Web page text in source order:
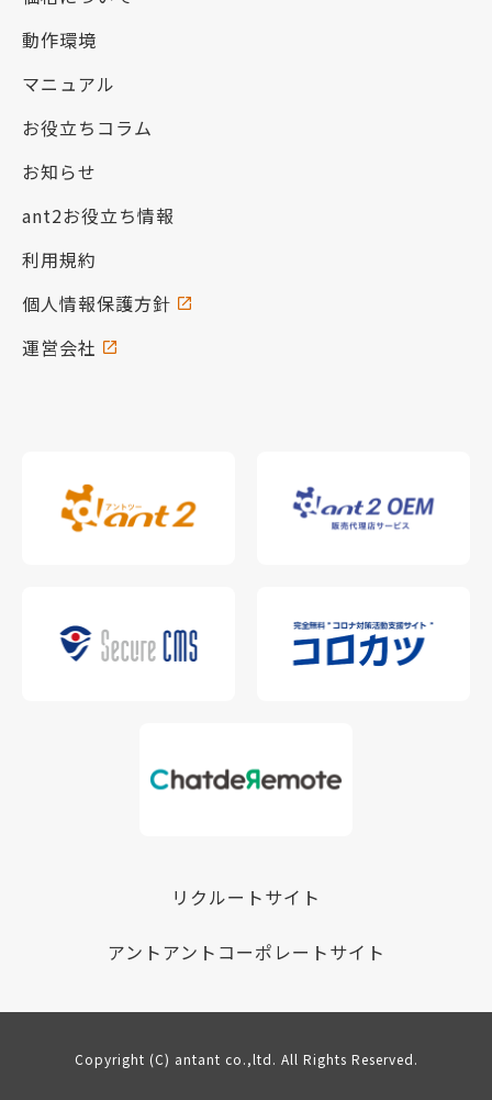
動作環境
マニュアル
お役立ちコラム
お知らせ
ant2お役立ち情報
利用規約
個人情報保護方針
運営会社
リクルートサイト
アントアントコーポレートサイト
Copyright (C) antant co.,ltd. All Rights Reserved.